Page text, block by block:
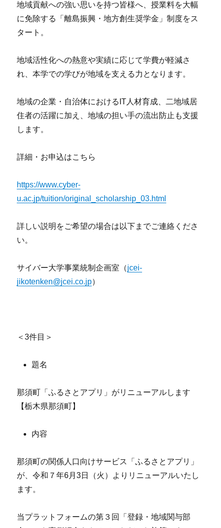
地域貢献への強い思いを持つ皆様へ、授業料を大幅
に免除する「離島振興・地方創生奨学金」制度をス
タート。
地域活性化への熱意や実績に応じて学費が軽減さ
れ、本学での学びが地域を支える力となります。
地域の企業・自治体におけるIT人材育成、二地域居
住者の活躍に加え、地域の担い手の流出防止も支援
します。
詳細・お申込はこちら
https://www.cyber-
u.ac.jp/tuition/original_scholarship_03.html
詳しい説明をご希望の場合は以下までご連絡くださ
い。
サイバー大学事業統制企画室（jcei-
jikotenken@jcei.co.jp）
＜3件目＞
題名
那須町「ふるさとアプリ」がリニューアルします
【栃木県那須町】
内容
那須町の関係人口向けサービス「ふるさとアプリ」
が、令和７年6月3日（火）よりリニューアルいたし
ます。
当プラットフォームの第３回「登録・地域関与部